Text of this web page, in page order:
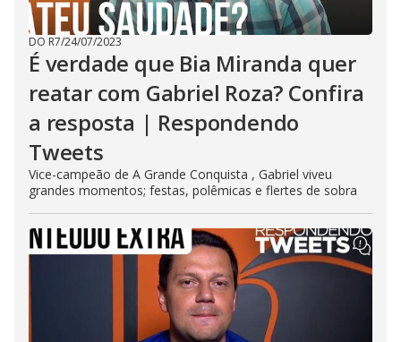
DO R7/24/07/2023
É verdade que Bia Miranda quer
reatar com Gabriel Roza? Confira
a resposta | Respondendo
Tweets
Vice-campeão de A Grande Conquista , Gabriel viveu
grandes momentos; festas, polêmicas e flertes de sobra